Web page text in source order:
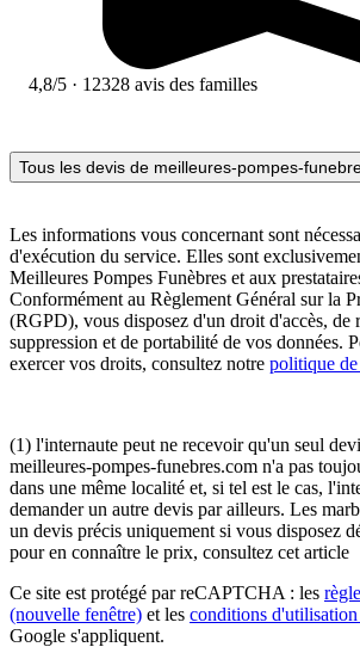
4,8/5 · 12328 avis des familles
Tous les devis de meilleures-pompes-
Les informations vous concernant sont
d'exécution du service. Elles sont
Meilleures Pompes Funèbres et aux
Conformément au Règlement Général sur la
(RGPD), vous disposez d'un droit d'accès, de
suppression et de portabilité de vos données.
exercer vos droits, consultez notre politique
(1) l'internaute peut ne recevoir qu'un seul
meilleures-pompes-funebres.com n'a pas
dans une même localité et, si tel est le cas,
demander un autre devis par ailleurs. Les
un devis précis uniquement si vous disposez
pour en connaître le prix, consultez cet article
Ce site est protégé par reCAPTCHA : les
(nouvelle fenêtre) et les conditions d'utilisation
Google s'appliquent.